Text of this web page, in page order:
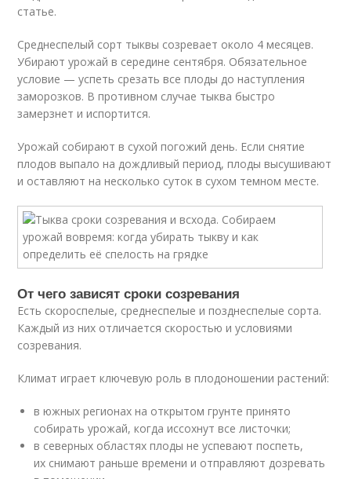
статье.
Среднеспелый сорт тыквы созревает около 4 месяцев.
Убирают урожай в середине сентября. Обязательное
условие — успеть срезать все плоды до наступления
заморозков. В противном случае тыква быстро
замерзнет и испортится.
Урожай собирают в сухой погожий день. Если снятие
плодов выпало на дождливый период, плоды высушивают
и оставляют на несколько суток в сухом темном месте.
От чего зависят сроки созревания
Есть скороспелые, среднеспелые и позднеспелые сорта.
Каждый из них отличается скоростью и условиями
созревания.
Климат играет ключевую роль в плодоношении растений:
в южных регионах на открытом грунте принято
собирать урожай, когда иссохнут все листочки;
в северных областях плоды не успевают поспеть,
их снимают раньше времени и отправляют дозревать